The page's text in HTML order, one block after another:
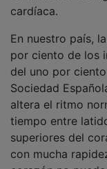
por ciento de los
del uno por
Sociedad
altera el ritmo
tiempo entre
superiores del
con mucha
corazón no